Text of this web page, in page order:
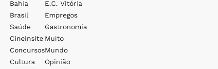
Bahia
Brasil
Saúde
Cineinsite
Concursos
Cultura
E.c. Vitória
Empregos
Gastronomia
Muito
Mundo
Opinião